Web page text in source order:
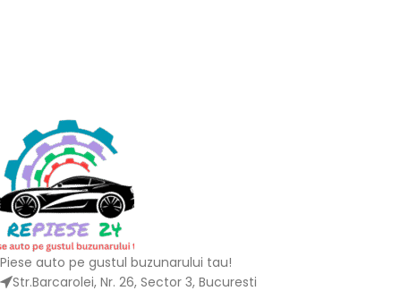
Piese auto pe gustul buzunarului tau!
Str.Barcarolei, Nr. 26, Sector 3, Bucuresti